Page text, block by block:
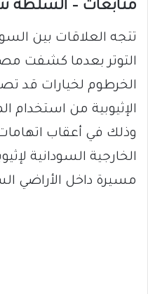
متابعات – السلطة
تتجه العلاقات بين
التوتر بعدما كشفت
الخرطوم لخيارات قد
الإثيوبية من استخدام
وذلك في أعقاب
الخارجية السودانية
مسيرة داخل الأراضي